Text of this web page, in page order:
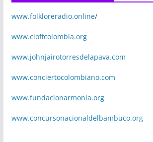
www.folkloreradio.online/
www.cioffcolombia.org
www.johnjairotorresdelapava.com
www.conciertocolombiano.com
www.fundacionarmonia.org
www.concursonacionaldelbambuco.org